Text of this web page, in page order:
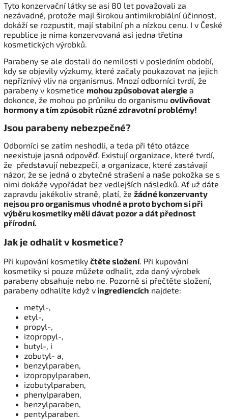
Tyto konzervační látky se asi 80 let považovali za
nezávadné, protože mají širokou antimikrobiální účinnost,
dokáží se rozpustit, mají stabilní ph a nízkou cenu. I v České
republice je nima konzervovaná asi jedna třetina
kosmetických výrobků.
Parabeny se ale dostali do nemilosti v posledním období,
kdy se objevily výzkumy, které začaly poukazovat na jejich
nepříznivý vliv na organismus. Mnozí odborníci tvrdí, že
parabeny v kosmetice mohou způsobovat alergie a
dokonce, že mohou po průniku do organismu ovlivňovat
hormony a tím způsobit různé zdravotní problémy!
Jsou parabeny nebezpečné?
Odborníci se zatím neshodli, a teda při této otázce
neexistuje jasná odpověď. Existují organizace, které tvrdí,
že představují nebezpečí, a organizace, které zastávají
názor, že se jedná o zbytečné strašení a naše pokožka se s
nimi dokáže vypořádat bez vedlejších následků. Ať už dáte
zapravdu jakékoliv straně, platí, že žádné konzervanty
nejsou pro organismus vhodné a proto bychom si při
výběru kosmetiky měli dávat pozor a dát přednost
přírodní.
Jak je odhalit v kosmetice?
Při kupování kosmetiky čtěte složení. Při kupování
kosmetiky si pouze můžete odhalit, zda daný výrobek
parabeny obsahuje nebo ne. Pozorně si přečtěte složení,
parabeny odhalíte když v ingrediencích najdete:
metyl-,
etyl-,
propyl-,
izopropyl-,
butyl-, i
zobutyl- a,
benzylparaben,
izopropylparaben,
izobutylparaben,
phenylparaben,
benzylparaben,
pentylparaben.